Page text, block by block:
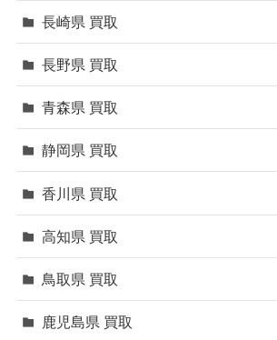
長崎県 買取
長野県 買取
青森県 買取
静岡県 買取
香川県 買取
高知県 買取
鳥取県 買取
鹿児島県 買取